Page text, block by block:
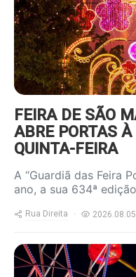
FEIRA DE SÃO
ABRE PORTAS
QUINTA-FEIRA
A “Guardiã das Feira
ano, a sua 634ª
Rua Direita 2026.08.05
https://
content/uploads/